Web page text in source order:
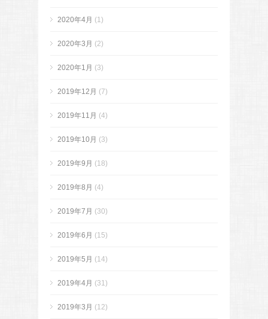
2020年4月 (1)
2020年3月 (2)
2020年1月 (3)
2019年12月 (7)
2019年11月 (4)
2019年10月 (3)
2019年9月 (18)
2019年8月 (4)
2019年7月 (30)
2019年6月 (15)
2019年5月 (14)
2019年4月 (31)
2019年3月 (12)